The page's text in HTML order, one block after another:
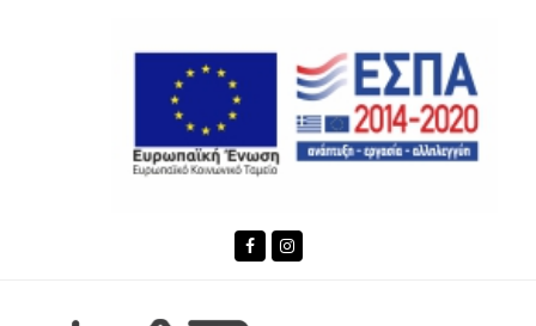
FacebookInstagram